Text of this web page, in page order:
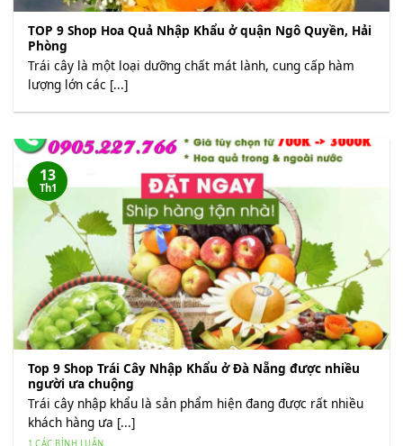
TOP 9 Shop Hoa Quả Nhập Khẩu ở quận Ngô Quyền, Hải
Phòng
Trái cây là một loại dưỡng chất mát lành, cung cấp hàm
lượng lớn các [...]
Top 9 Shop Trái Cây Nhập Khẩu ở Đà Nẵng được nhiều
người ưa chuộng
Trái cây nhập khẩu là sản phẩm hiện đang được rất nhiều
khách hàng ưa [...]
13
Th1